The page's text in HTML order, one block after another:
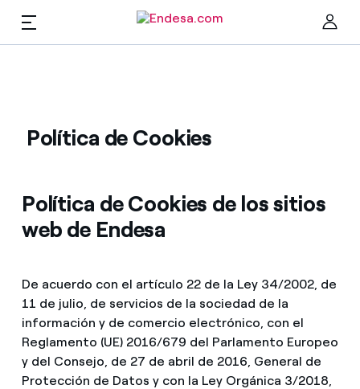
Compara nuestras tarifas de empresa y ahorra
Por cada kWh que ahorres, te descontamos otro
¿Cómo ver mis facturas de Endesa?
Servicios
PARA TI
Solar
ES
Política de Cookies
Política de Cookies de los sitios
web de Endesa
De acuerdo con el artículo 22 de la Ley 34/2002, de
11 de julio, de servicios de la sociedad de la
información y de comercio electrónico, con el
Reglamento (UE) 2016/679 del Parlamento Europeo
y del Consejo, de 27 de abril de 2016, General de
Protección de Datos y con la Ley Orgánica 3/2018,